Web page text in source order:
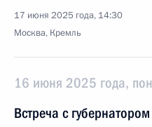
17 июня 2025 года, 14:30
Москва, Кремль
16 июня 2025 года,
Встреча с